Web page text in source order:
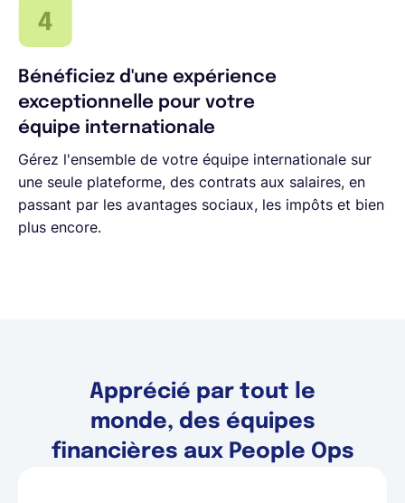
Bénéficiez d'une expérience
exceptionnelle pour votre
équipe internationale
Gérez l'ensemble de votre équipe internationale sur
une seule plateforme, des contrats aux salaires, en
passant par les avantages sociaux, les impôts et bien
plus encore.
Apprécié par tout le
monde, des équipes
financières aux People Ops